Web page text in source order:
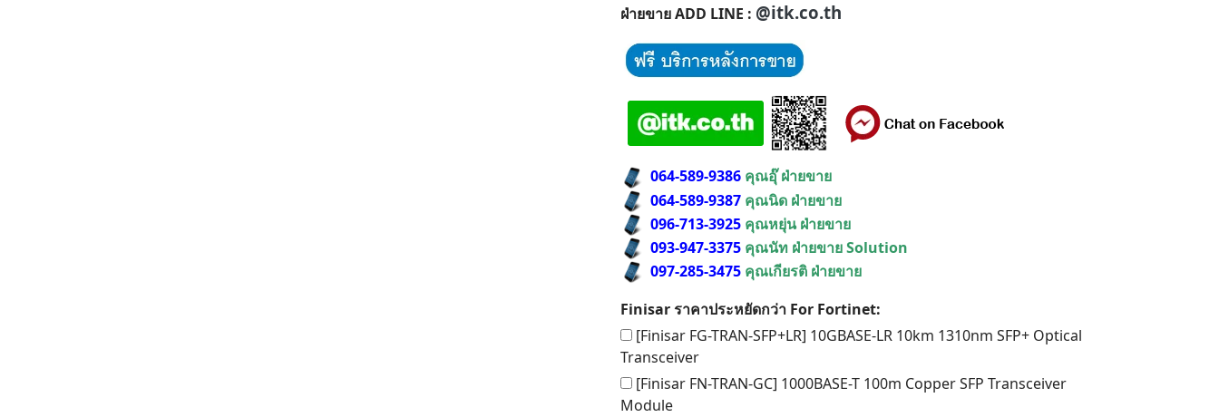
ฝ่ายขาย ADD LINE : @itk.co.th
064-589-9386 คุณอุ๊ ฝ่ายขาย
064-589-9387 คุณนิด ฝ่ายขาย
096-713-3925 คุณหยุ่น ฝ่ายขาย
093-947-3375 คุณนัท ฝ่ายขาย Solution
097-285-3475 คุณเกียรติ ฝ่ายขาย
Finisar ราคาประหยัดกว่า For Fortinet:
[Finisar FG-TRAN-SFP+LR] 10GBASE-LR 10km 1310nm SFP+ Optical
Transceiver
[Finisar FN-TRAN-GC] 1000BASE-T 100m Copper SFP Transceiver
Module